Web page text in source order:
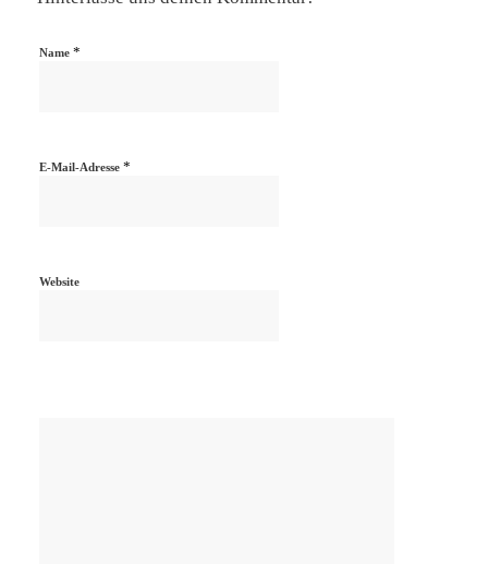
Name *
E-Mail-Adresse *
Website